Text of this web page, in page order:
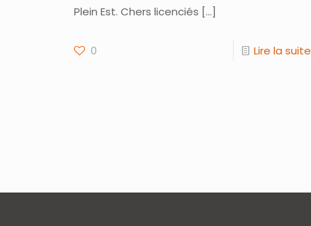
Plein Est. Chers licenciés […]
0 Lire la suite